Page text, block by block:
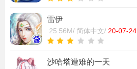
雷伊
25.56M/ 简体中文/ 20-07-24
沙哈塔遭难的一天